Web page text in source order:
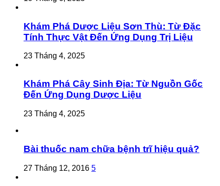
Khám Phá Dược Liệu Sơn Thù: Từ Đặc
Tính Thực Vật Đến Ứng Dụng Trị Liệu
23 Tháng 4, 2025
Khám Phá Cây Sinh Địa: Từ Nguồn Gốc
Đến Ứng Dụng Dược Liệu
23 Tháng 4, 2025
Bài thuốc nam chữa bệnh trĩ hiệu quả?
27 Tháng 12, 2016 5